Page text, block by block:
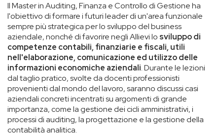
Il Master in Auditing, Finanza e Controllo di Gestione ha
l'obiettivo di formare i futuri leader di un'area funzionale
sempre più strategica per lo sviluppo del business
aziendale, nonché di favorire negli Allievi lo sviluppo di
competenze contabili, finanziarie e fiscali, utili
nell'elaborazione, comunicazione ed utilizzo delle
informazioni economiche aziendali. Durante le lezioni
dal taglio pratico, svolte da docenti professionisti
provenienti dal mondo del lavoro, saranno discussi casi
aziendali concreti incentrati su argomenti di grande
importanza, come la gestione dei cicli amministrativi, i
processi di auditing, la progettazione e la gestione della
contabilità analitica.